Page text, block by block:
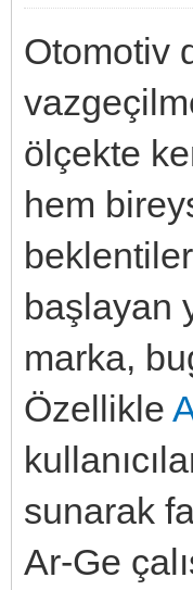
Otomotiv
ölçekte
hem
başlayan
marka,
Özellikle
sunarak
Ar-Ge